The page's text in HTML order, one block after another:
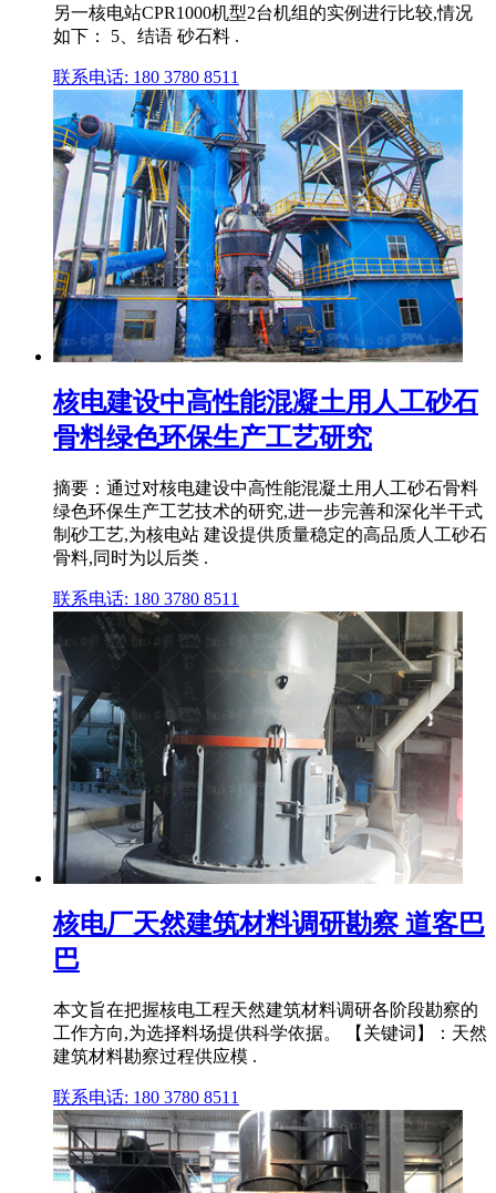
另一核电站CPR1000机型2台机组的实例进行比较,情况
如下： 5、结语 砂石料 .
联系电话: 180 3780 8511
核电建设中高性能混凝土用人工砂石
骨料绿色环保生产工艺研究
摘要：通过对核电建设中高性能混凝土用人工砂石骨料
绿色环保生产工艺技术的研究,进一步完善和深化半干式
制砂工艺,为核电站 建设提供质量稳定的高品质人工砂石
骨料,同时为以后类 .
联系电话: 180 3780 8511
核电厂天然建筑材料调研勘察 道客巴
巴
本文旨在把握核电工程天然建筑材料调研各阶段勘察的
工作方向,为选择料场提供科学依据。 【关键词】：天然
建筑材料勘察过程供应模 .
联系电话: 180 3780 8511